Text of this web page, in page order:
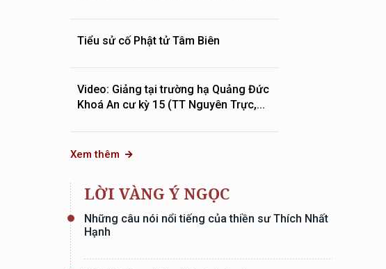
Tiểu sử cố Phật tử Tâm Biên
Video: Giảng tại trường hạ Quảng Đức
Khoá An cư kỳ 15 (TT Nguyên Trực,...
Xem thêm
LỜI VÀNG Ý NGỌC
Những câu nói nổi tiếng của thiền sư Thích Nhất
Hạnh